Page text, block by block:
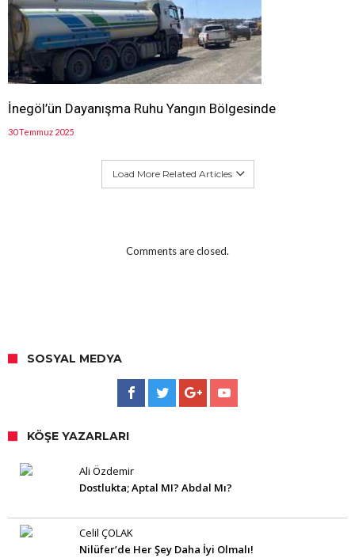
İnegöl’ün Dayanışma Ruhu Yangın Bölgesinde
30 Temmuz 2025
Load More Related Articles
Comments are closed.
SOSYAL MEDYA
KÖŞE YAZARLARI
Ali Özdemir
Dostlukta; Aptal MI? Abdal Mı?
Celil ÇOLAK
Nilüfer’de Her Şey Daha İyi Olmalı!